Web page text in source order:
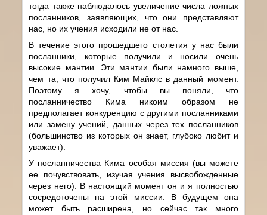
тогда также наблюдалось увеличение числа ложных
посланников, заявляющих, что они представляют
нас, но их учения исходили не от нас.
В течение этого прошедшего столетия у нас были
посланники, которые получили и носили очень
высокие мантии. Эти мантии были намного выше,
чем та, что получил Ким Майклс в данный момент.
Поэтому я хочу, чтобы вы поняли, что
посланничество Кима никоим образом не
предполагает конкуренцию с другими посланниками
или замену учений, данных через тех посланников
(большинство из которых он знает, глубоко любит и
уважает).
У посланничества Кима особая миссия (вы можете
ее почувствовать, изучая учения высвобожденные
через него). В настоящий момент он и я полностью
сосредоточены на этой миссии. В будущем она
может быть расширена, но сейчас так много